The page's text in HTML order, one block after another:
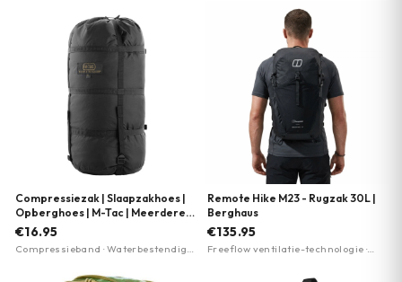
Compressiezak | Slaapzakhoes |
Opberghoes | M-Tac | Meerdere
kleuren
€16.95
Compressieband · Waterbestendig ·
Remote Hike M23 - Rugzak 30L |
Berghaus
€135.95
Freeflow ventilatie-technologie ·